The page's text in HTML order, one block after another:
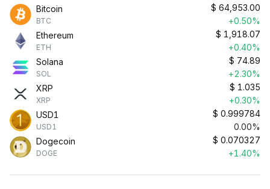
Bitcoin
BTC
$ 64,953.00
+0.50%
Ethereum
ETH
$ 1,918.07
+0.40%
Solana
SOL
$ 74.89
+2.30%
XRP
XRP
$ 1.035
+0.30%
USD1
USD1
$ 0.999784
0.00%
Dogecoin
DOGE
$ 0.070327
+1.40%